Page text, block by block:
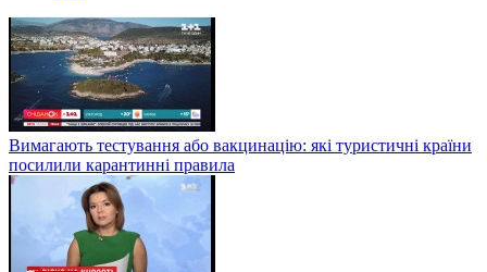
Вимагають тестування або вакцинацію: які туристичні країни
посилили карантинні правила